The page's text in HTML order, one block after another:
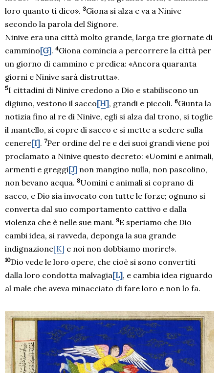
loro quanto ti dico». 3Giona si alza e va a Ninive
secondo la parola del Signore.
Ninive era una città molto grande, larga tre giornate di
cammino[G]. 4Giona comincia a percorrere la città per
un giorno di cammino e predica: «Ancora quaranta
giorni e Ninive sarà distrutta».
5I cittadini di Ninive credono a Dio e stabiliscono un
digiuno, vestono il sacco[H], grandi e piccoli. 6Giunta la
notizia fino al re di Ninive, egli si alza dal trono, si toglie
il mantello, si copre di sacco e si mette a sedere sulla
cenere[I]. 7Per ordine del re e dei suoi grandi viene poi
proclamato a Ninive questo decreto: «Uomini e animali,
armenti e greggi[J] non mangino nulla, non pascolino,
non bevano acqua. 8Uomini e animali si coprano di
sacco, e Dio sia invocato con tutte le forze; ognuno si
converta dal suo comportamento cattivo e dalla
violenza che è nelle sue mani. 9E speriamo che Dio
cambi idea, si ravveda, deponga la sua grande
indignazione[K] e noi non dobbiamo morire!».
10Dio vede le loro opere, che cioè si sono convertiti
dalla loro condotta malvagia[L], e cambia idea riguardo
al male che aveva minacciato di fare loro e non lo fa.